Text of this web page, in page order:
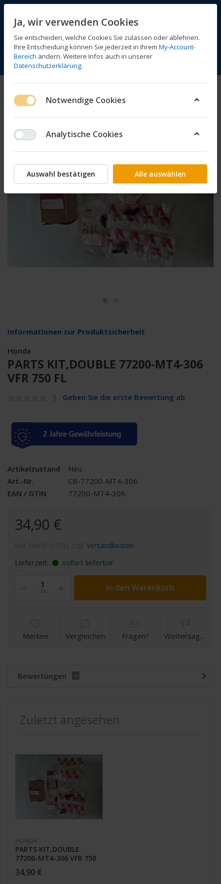
Menü Anmelden Vergleichen Wunschliste
Informationen zur Produktsicherheit
Honda
PARTS KIT,DOUBLE 77200-MT4-306
VFR 750 FL
Geben Sie die erste Bewertung ab
Artikelzustand
Neu
Art.-Nr.
CB-77200-MT4-306
EAN / GTIN
77200-MT4-306
34,90 €
Versandkosten
Lieferzeit: sofort lieferbar
Stk In den Warenkorb
Merken Vergleichen Fragen? Weitersagen
Bewertungen 0
Zuletzt angesehen
HONDA
PARTS KIT,DOUBLE
77200-MT4-306 VFR 750
FL
34,90 €
Ja, wir verwenden Cookies
Sie entscheiden, welche Cookies Sie zulassen oder ablehnen.
Ihre Entscheidung können Sie jederzeit in Ihrem My-Account-
Bereich ändern. Weitere Infos auch in unserer
Datenschutzerklärung.
Notwendige Cookies
Analytische Cookies
Auswahl bestätigen Alle auswählen